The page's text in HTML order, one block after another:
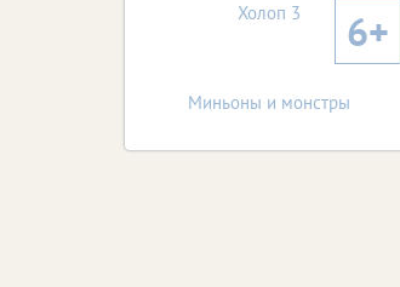
Холоп 3 6+
Миньоны и монстры